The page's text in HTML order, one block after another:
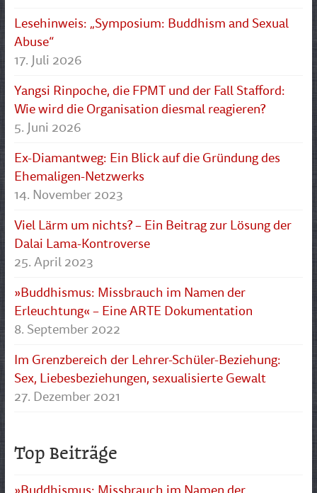
Lesehinweis: „Symposium: Buddhism and Sexual
Abuse“
17. Juli 2026
Yangsi Rinpoche, die FPMT und der Fall Stafford:
Wie wird die Organisation diesmal reagieren?
5. Juni 2026
Ex-Diamantweg: Ein Blick auf die Gründung des
Ehemaligen-Netzwerks
14. November 2023
Viel Lärm um nichts? – Ein Beitrag zur Lösung der
Dalai Lama-Kontroverse
25. April 2023
»Buddhismus: Missbrauch im Namen der
Erleuchtung« – Eine ARTE Dokumentation
8. September 2022
Im Grenzbereich der Lehrer-Schüler-Beziehung:
Sex, Liebesbeziehungen, sexualisierte Gewalt
27. Dezember 2021
Top Beiträge